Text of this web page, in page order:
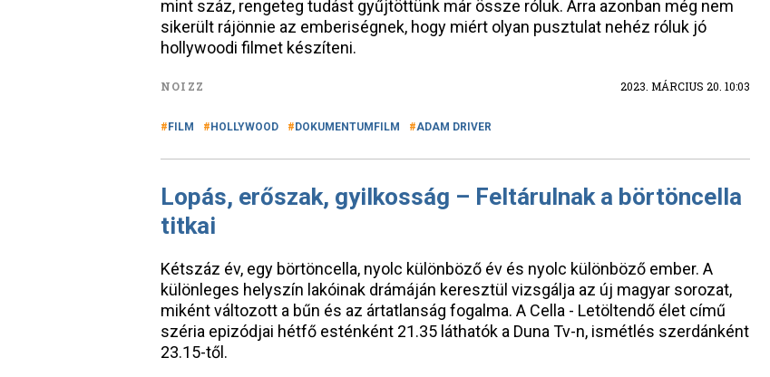
mint száz, rengeteg tudást gyűjtöttünk már össze róluk. Arra azonban még nem
sikerült rájönnie az emberiségnek, hogy miért olyan pusztulat nehéz róluk jó
hollywoodi filmet készíteni.
NOIZZ 2023. MÁRCIUS 20. 10:03
FILM HOLLYWOOD DOKUMENTUMFILM ADAM DRIVER
Lopás, erőszak, gyilkosság – Feltárulnak a börtöncella
titkai
Kétszáz év, egy börtöncella, nyolc különböző év és nyolc különböző ember. A
különleges helyszín lakóinak drámáján keresztül vizsgálja az új magyar sorozat,
miként változott a bűn és az ártatlanság fogalma. A Cella - Letöltendő élet című
széria epizódjai hétfő esténként 21.35 láthatók a Duna Tv-n, ismétlés szerdánként
23.15-től.